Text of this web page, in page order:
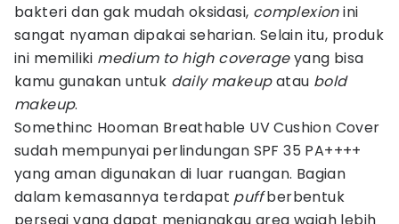
bakteri dan gak mudah oksidasi, complexionini
sangat nyaman dipakai seharian. Selain itu, produk
ini memiliki medium to high coverageyang bisa
kamu gunakan untuk daily makeupatau bold
makeup.
Somethinc Hooman Breathable UV Cushion Cover
sudah mempunyai perlindungan SPF 35 PA++++
yang aman digunakan di luar ruangan. Bagian
dalam kemasannya terdapat puffberbentuk